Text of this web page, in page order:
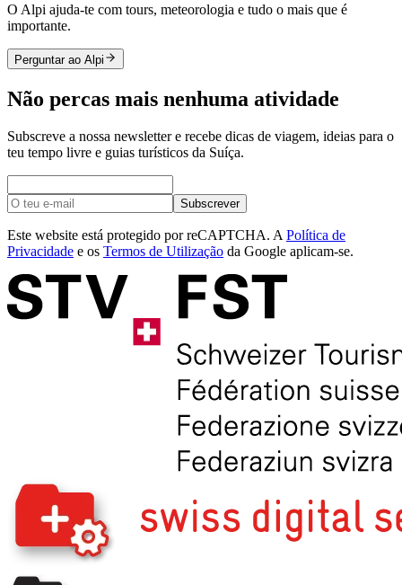
O Alpi ajuda-te com tours, meteorologia e tudo o mais que é
importante.
Perguntar ao Alpi
Não percas mais nenhuma atividade
Subscreve a nossa newsletter e recebe dicas de viagem, ideias para o
teu tempo livre e guias turísticos da Suíça.
Subscrever
Este website está protegido por reCAPTCHA. APolítica de
Privacidade e os Termos de Utilização da Google aplicam-se.